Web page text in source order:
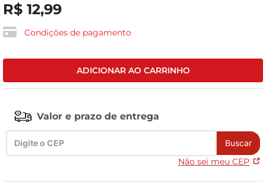
R$ 12,99
Condições de pagamento
ADICIONAR AO CARRINHO
Valor e prazo de entrega
Buscar
Não sei meu CEP
leite
vinho